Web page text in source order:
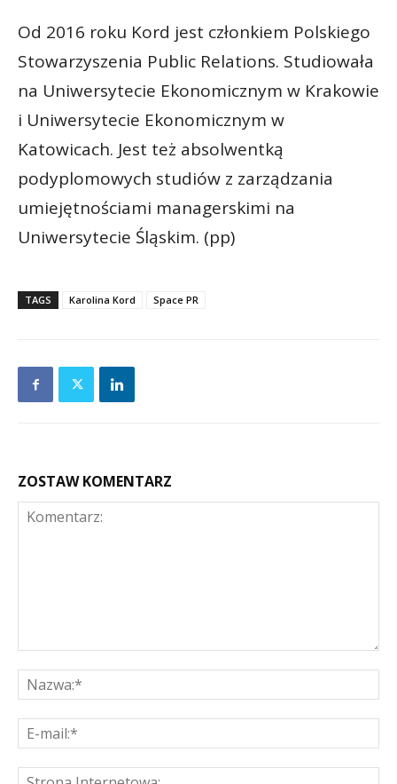
Od 2016 roku Kord jest członkiem Polskiego
Stowarzyszenia Public Relations. Studiowała
na Uniwersytecie Ekonomicznym w Krakowie
i Uniwersytecie Ekonomicznym w
Katowicach. Jest też absolwentką
podyplomowych studiów z zarządzania
umiejętnościami managerskimi na
Uniwersytecie Śląskim. (pp)
TAGS Karolina Kord Space PR
ZOSTAW KOMENTARZ